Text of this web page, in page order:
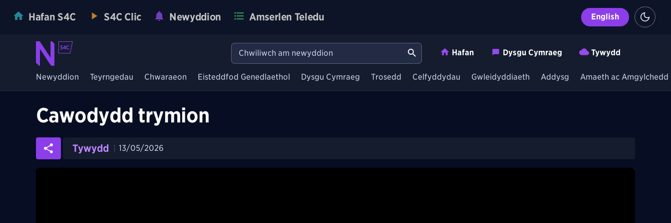
Hafan S4C S4C Clic Newyddion Amserlen Teledu English
Hafan Dysgu Cymraeg Tywydd
Newyddion Teyrngedau Chwaraeon Eisteddfod Genedlaethol Dysgu Cymraeg Trosedd Celfyddydau Gwleidyddiaeth Addysg Amaeth ac Amgylchedd
Cawodydd trymion
Tywydd 13/05/2026